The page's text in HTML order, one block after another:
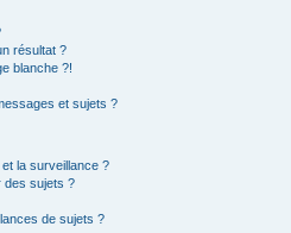
résultat ?
blanche ?!
et sujets ?
la surveillance ?
des sujets ?
de sujets ?